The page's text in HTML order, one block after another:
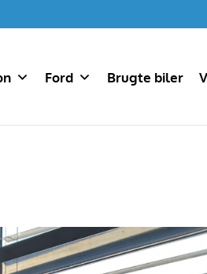
Ford Brugte biler